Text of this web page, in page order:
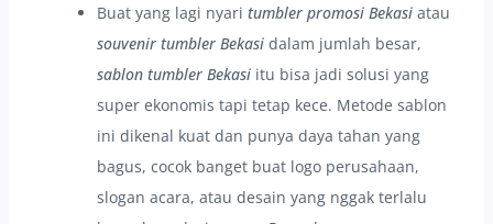
Buat yang lagi nyari tumbler promosi Bekasi atau
souvenir tumbler Bekasi dalam jumlah besar,
sablon tumbler Bekasi itu bisa jadi solusi yang
super ekonomis tapi tetap kece. Metode sablon
ini dikenal kuat dan punya daya tahan yang
bagus, cocok banget buat logo perusahaan,
slogan acara, atau desain yang nggak terlalu